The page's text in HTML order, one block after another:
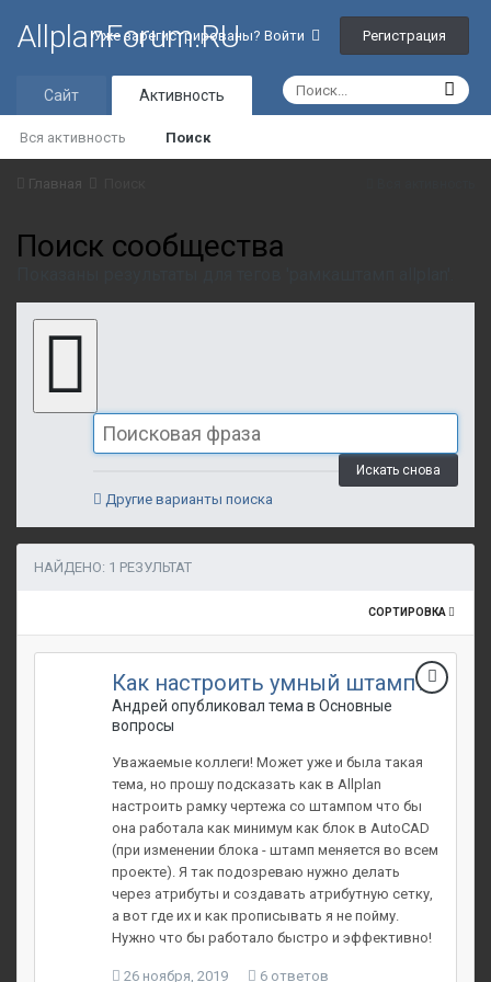
AllplanForum.RU
Уже зарегистрированы? Войти Регистрация
Сайт Активность
Вся активность Поиск
Главная
Поиск сообщества
Искать снова
Другие варианты поиска
НАЙДЕНО: 1 РЕЗУЛЬТАТ
СОРТИРОВКА
Как настроить умный штамп?
Андрей опубликовал тема в Основные
вопросы
Уважаемые коллеги! Может уже и была такая
тема, но прошу подсказать как в Allplan
настроить рамку чертежа со штампом что бы
она работала как минимум как блок в AutoCAD
(при изменении блока - штамп меняется во всем
проекте). Я так подозреваю нужно делать
через атрибуты и создавать атрибутную сетку,
а вот где их и как прописывать я не пойму.
Нужно что бы работало быстро и эффективно!
26 ноября, 2019 6 ответов